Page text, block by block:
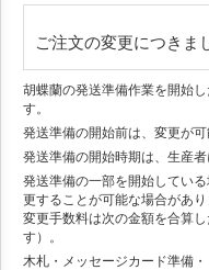
ご注文の変更につきま
胡蝶蘭の発送準備作業を開始
す。
発送準備の開始前は、変更が可
発送準備の開始時期は、生産者
発送準備の一部を開始してい
更することが可能な場合があ
変更手数料は次の金額を合算
す）。
木札・メッセージカード準備